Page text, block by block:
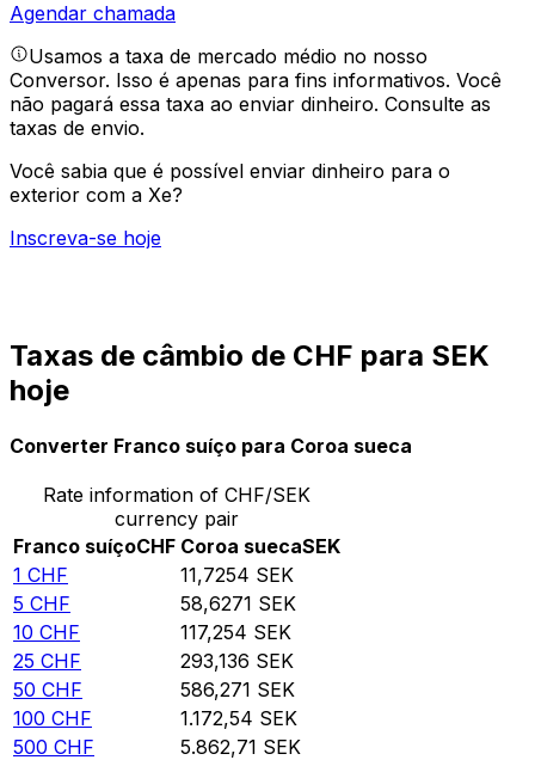
Agendar chamada
Usamos a taxa de mercado médio no nosso
Conversor. Isso é apenas para fins informativos. Você
não pagará essa taxa ao enviar dinheiro. Consulte as
taxas de envio.
Você sabia que é possível enviar dinheiro para o
exterior com a Xe?
Inscreva-se hoje
Taxas de câmbio de CHF para SEK
hoje
Converter Franco suíço para Coroa sueca
Rate information of CHF/SEK
currency pair
Franco suíçoCHF Coroa suecaSEK
1 CHF 11,7254 SEK
5 CHF 58,6271 SEK
10 CHF 117,254 SEK
25 CHF 293,136 SEK
50 CHF 586,271 SEK
100 CHF 1.172,54 SEK
500 CHF 5.862,71 SEK